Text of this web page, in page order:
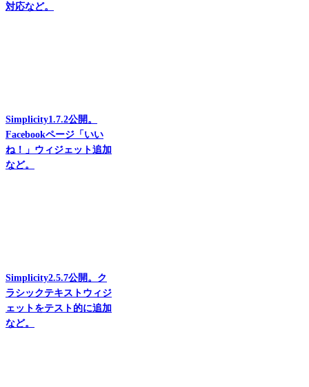
対応など。
Simplicity1.7.2公開。
Facebookページ「いい
ね！」ウィジェット追加
など。
Simplicity2.5.7公開。ク
ラシックテキストウィジ
ェットをテスト的に追加
など。